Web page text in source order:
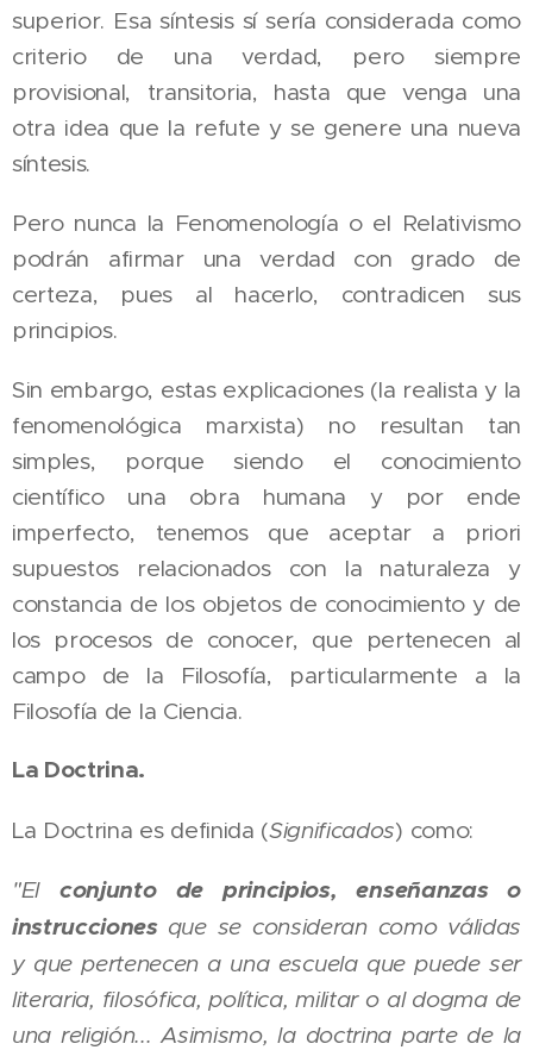
superior. Esa síntesis sí sería considerada como
criterio de una verdad, pero siempre
provisional, transitoria, hasta que venga una
otra idea que la refute y se genere una nueva
síntesis.
Pero nunca la Fenomenología o el Relativismo
podrán afirmar una verdad con grado de
certeza, pues al hacerlo, contradicen sus
principios.
Sin embargo, estas explicaciones (la realista y la
fenomenológica marxista) no resultan tan
simples, porque siendo el conocimiento
científico una obra humana y por ende
imperfecto, tenemos que aceptar a priori
supuestos relacionados con la naturaleza y
constancia de los objetos de conocimiento y de
los procesos de conocer, que pertenecen al
campo de la Filosofía, particularmente a la
Filosofía de la Ciencia.
La Doctrina.
La Doctrina es definida (Significados) como:
"Elconjunto de principios, enseñanzas o
instrucciones que se consideran como válidas
y que pertenecen a una escuela que puede ser
literaria, filosófica, política, militar o al dogma de
una religión... Asimismo, la doctrina parte de la